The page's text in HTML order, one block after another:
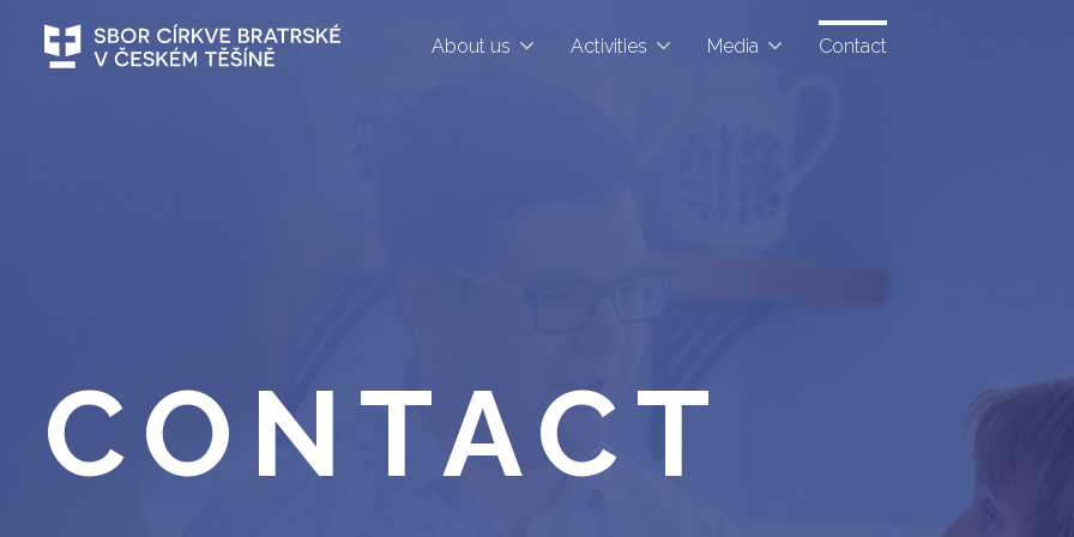
About us Activities Media Contact
CONTACT